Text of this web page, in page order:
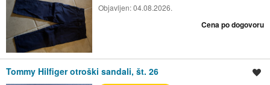
Objavljen:04.08.2026.
Cena po dogovoru
Tommy Hilfiger otroški sandali, št. 26